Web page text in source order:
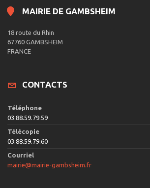
MAIRIE DE GAMBSHEIM
18 route du Rhin
67760 GAMBSHEIM
FRANCE
CONTACTS
Téléphone
03.88.59.79.59
Télécopie
03.88.59.79.60
Courriel
mairie@mairie-gambsheim.fr